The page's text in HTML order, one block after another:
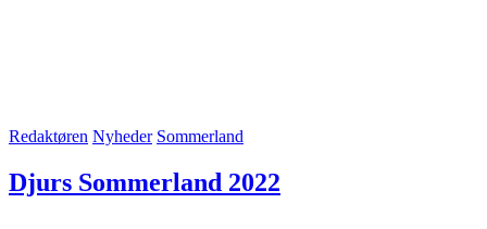
Redaktøren Nyheder Sommerland
Djurs Sommerland 2022